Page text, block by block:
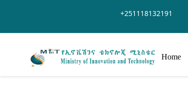
+251118132191
Home